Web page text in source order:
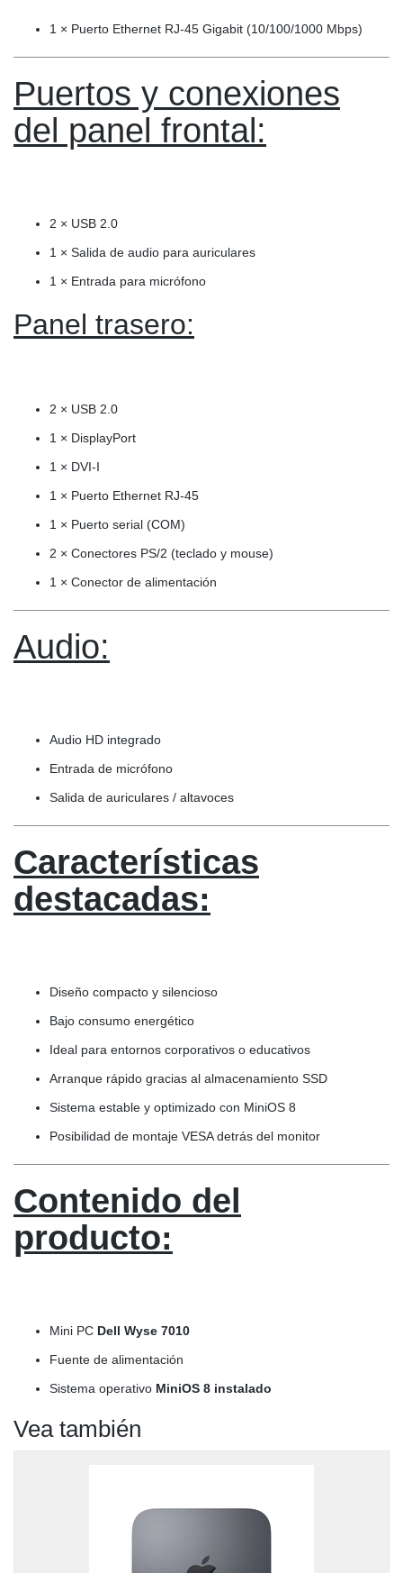
1 × Puerto Ethernet RJ-45 Gigabit (10/100/1000 Mbps)
Puertos y conexiones
del panel frontal:
2 × USB 2.0
1 × Salida de audio para auriculares
1 × Entrada para micrófono
Panel trasero:
2 × USB 2.0
1 × DisplayPort
1 × DVI-I
1 × Puerto Ethernet RJ-45
1 × Puerto serial (COM)
2 × Conectores PS/2 (teclado y mouse)
1 × Conector de alimentación
Audio:
Audio HD integrado
Entrada de micrófono
Salida de auriculares / altavoces
Características
destacadas:
Diseño compacto y silencioso
Bajo consumo energético
Ideal para entornos corporativos o educativos
Arranque rápido gracias al almacenamiento SSD
Sistema estable y optimizado con MiniOS 8
Posibilidad de montaje VESA detrás del monitor
Contenido del
producto:
Mini PC Dell Wyse 7010
Fuente de alimentación
Sistema operativo MiniOS 8 instalado
Vea también